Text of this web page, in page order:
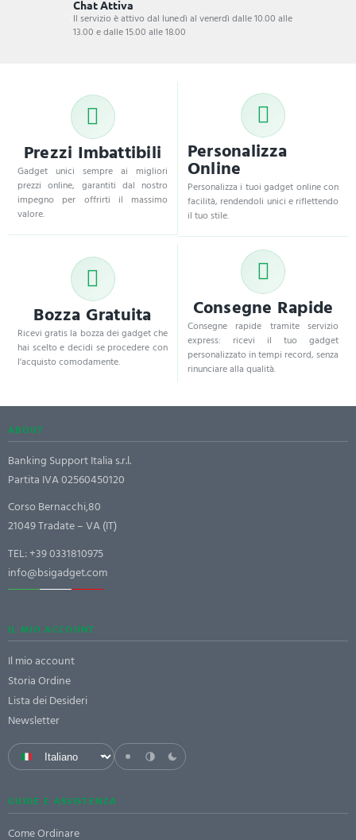
Chat Attiva
Il servizio è attivo dal lunedì al venerdì dalle 10.00 alle
13.00 e dalle 15.00 alle 18.00
Prezzi Imbattibili
Gadget unici sempre ai migliori
prezzi online, garantiti dal nostro
impegno per offrirti il massimo
valore.
Personalizza
Online
Personalizza i tuoi gadget online con
facilità, rendendoli unici e riflettendo
il tuo stile.
Bozza Gratuita
Ricevi gratis la bozza dei gadget che
hai scelto e decidi se procedere con
l'acquisto comodamente.
Consegne Rapide
Consegne rapide tramite servizio
express: ricevi il tuo gadget
personalizzato in tempi record, senza
rinunciare alla qualità.
ABOUT
Banking Support Italia s.r.l.
Partita IVA 02560450120
Corso Bernacchi,80
21049 Tradate – VA (IT)
TEL:+39 0331810975
info@bsigadget.com
IL MIO ACCOUNT
Il mio account
Storia Ordine
Lista dei Desideri
Newsletter
GUIDE E ASSISTENZA
Come Ordinare